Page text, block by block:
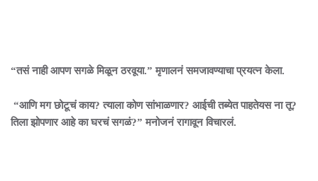
“तसं नाही आपण सगळे मिळून ठरवूया.” मृणालनं समजावण्याचा प्रयत्न केला.
“आणि मग छोटूचं काय? त्याला कोण सांभाळणार? आईची तब्येत पाहतेयस ना तू?
तिला झोपणार आहे का घरचं सगळं?” मनोजनं रागावून विचारलं.